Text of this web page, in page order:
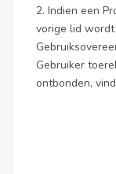
2. Indien een
vorige lid
Gebruiker
ontbonden,